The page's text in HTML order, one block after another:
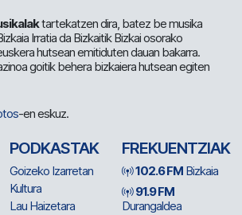
tartekatzen dira, batez be musika
Irratia da Bizkaitik Bizkai osorako
hutsean emitiduten dauan bakarra.
goitik behera bizkaiera hutsean egiten
-en eskuz.
PODKASTAK
Goizeko Izarretan
Kultura
Lau Haizetara
FREKUENTZIAK
102.6 FM Bizkaia
91.9 FM
Durangaldea